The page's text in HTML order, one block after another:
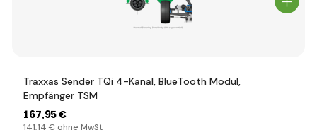
Traxxas Sender TQi 4-Kanal, BlueTooth Modul,
Empfänger TSM
167,95 €
141,14 € ohne MwSt